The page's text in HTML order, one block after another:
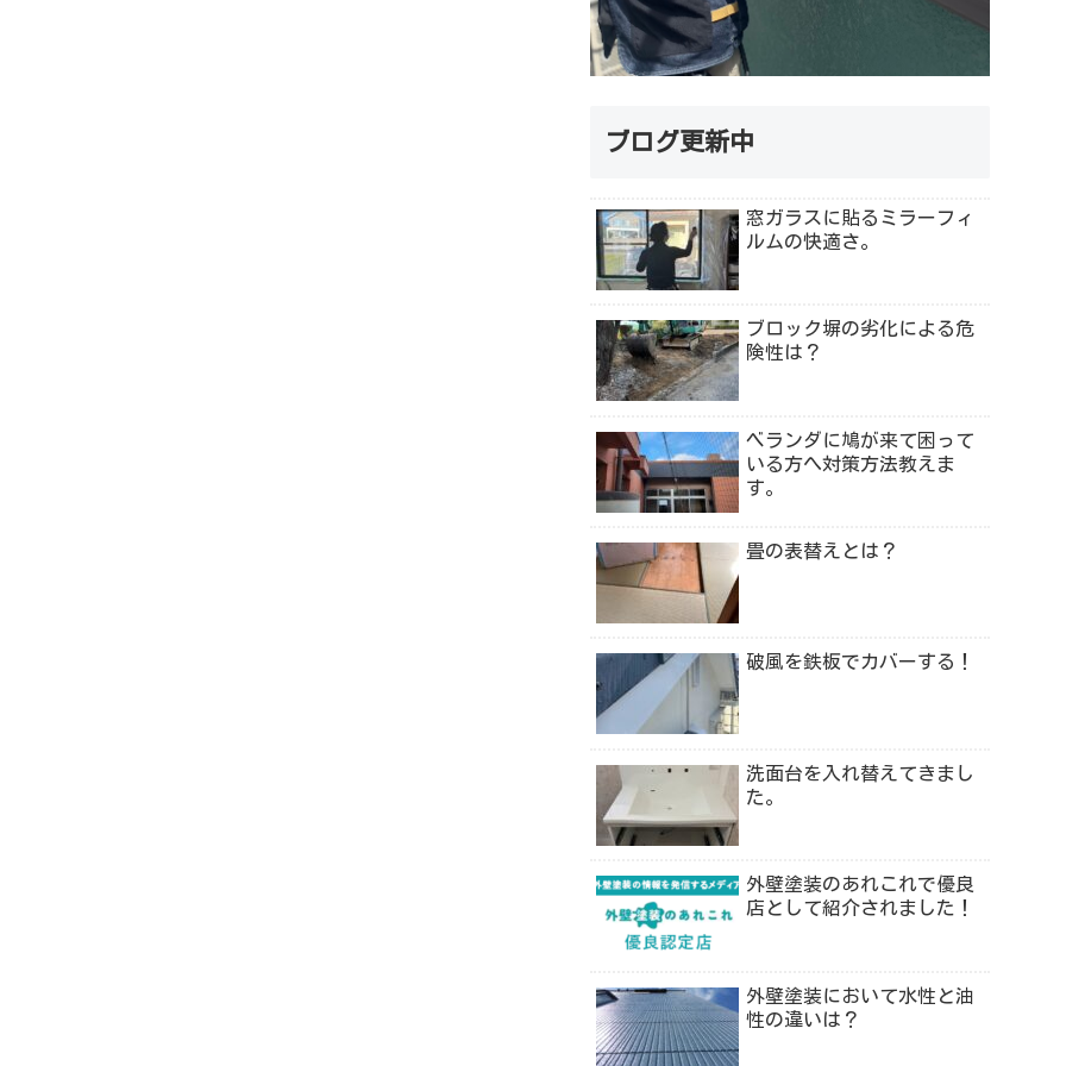
ブログ更新中
窓ガラスに貼るミラーフィ
ルムの快適さ。
ブロック塀の劣化による危
険性は？
ベランダに鳩が来て困って
いる方へ対策方法教えま
す。
畳の表替えとは？
破風を鉄板でカバーする！
洗面台を入れ替えてきまし
た。
外壁塗装のあれこれで優良
店として紹介されました！
外壁塗装において水性と油
性の違いは？